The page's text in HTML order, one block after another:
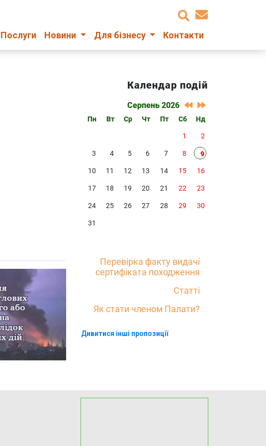
Послуги Новини Для бізнесу Контакти
Календар подій
Серпень 2026
Пн Вт Ср Чт Пт Сб Нд
1 2
3 4 5 6 7 8 9
10 11 12 13 14 15 16
17 18 19 20 21 22 23
24 25 26 27 28 29 30
31
Перевірка факту видачі
сертифіката походження
Статті
Як стати членом Палати?
Дивитися інші пропозиції